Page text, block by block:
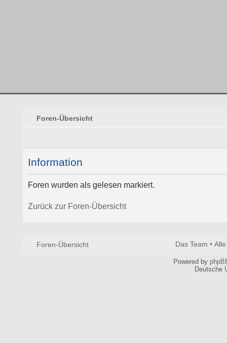
Foren-Übersicht
Information
Foren wurden als gelesen markiert.
Zurück zur Foren-Übersicht
Foren-Übersicht Das Team •
Powered by
Deutsche